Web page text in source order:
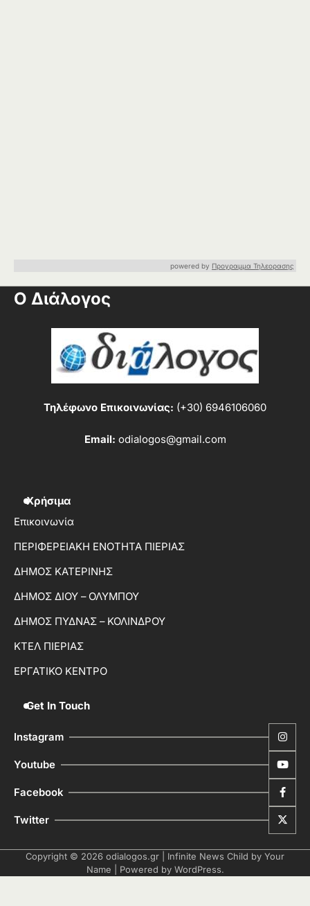
powered by Προγραμμα Τηλεορασης
Ο Διάλογος
Τηλέφωνο Επικοινωνίας: (+30) 6946106060
Email: odialogos@gmail.com
Χρήσιμα
Επικοινωνία
ΠΕΡΙΦΕΡΕΙΑΚΗ ΕΝΟΤΗΤΑ ΠΙΕΡΙΑΣ
ΔΗΜΟΣ ΚΑΤΕΡΙΝΗΣ
ΔΗΜΟΣ ΔΙΟΥ – ΟΛΥΜΠΟΥ
ΔΗΜΟΣ ΠΥΔΝΑΣ – ΚΟΛΙΝΔΡΟΥ
ΚΤΕΛ ΠΙΕΡΙΑΣ
ΕΡΓΑΤΙΚΟ ΚΕΝΤΡΟ
Get In Touch
Instagram
Youtube
Facebook
Twitter
Copyright © 2026 odialogos.gr | Infinite News Child by Your
Name | Powered by WordPress.